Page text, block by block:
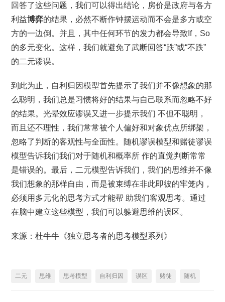
回答了这些问题，我们可以得出结论，房价是政府与各方
利益博弈的结果，必然不断作钟摆运动而不会是多方或空
方的一边倒。并且，其中任何环节的发力都会导致If，So
的多元变化。这样，我们就避免了武断回答“跌”或“不跌”
的二元谬误。
到此为止，自利归因模型首先提示了我们并不像想象的那
么聪明，我们总是习惯将好的结果与自己联系而忽略不好
的结果。光晕效应谬误又进一步提示我们 不但不聪明，
而且还不理性，我们常常被个人偏好和对象优点所绑架，
忽略了判断的客观性与全面性。随机谬误模型和赌徒谬误
模型告诉我们我们对于随机和概率所 作的直觉判断常常
是错误的。最后，二元模型告诉我们，我们的思维并不像
我们想象的那样自由，而是被束缚在非此即彼的牢笼内，
必须用多元化的思考方式才能帮 助我们客观思考。通过
在脑中建立这些模型，我们可以躲避思维的误区。
来源：杜牛牛《独立思考者的思考模型系列》
二元 思维 思考模型 自利归因 误区 赌徒 随机